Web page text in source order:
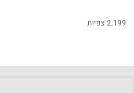
2,199 צפיות